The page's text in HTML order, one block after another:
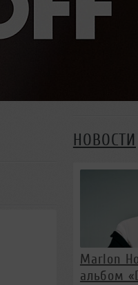
НОВОСТИ
Marlon
альбом